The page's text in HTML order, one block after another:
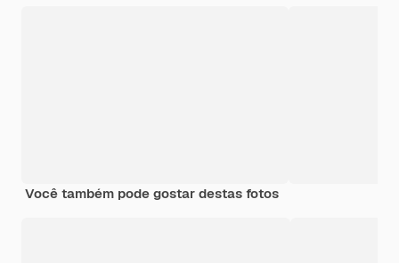
Você também pode gostar destas fotos